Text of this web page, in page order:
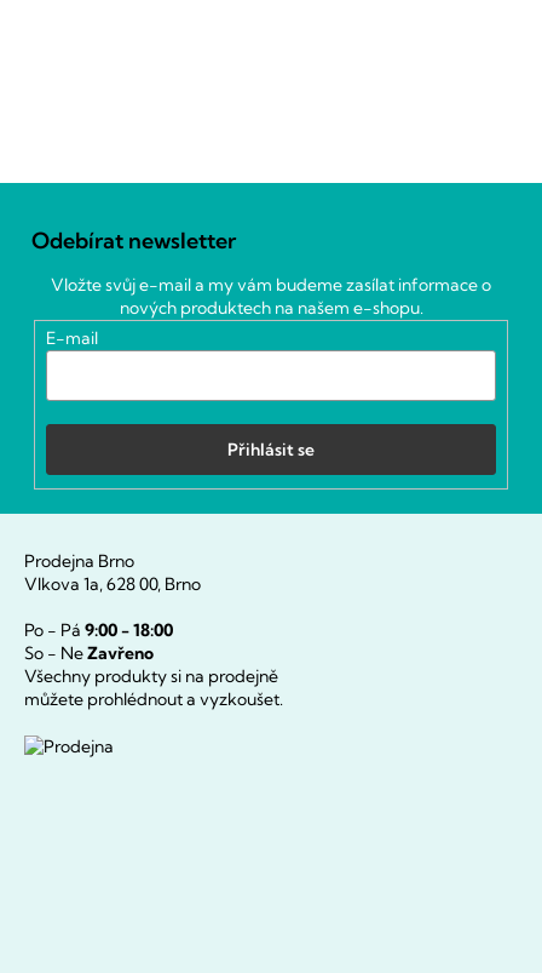
Odebírat newsletter
Vložte svůj e-mail a my vám budeme zasílat informace o
nových produktech na našem e-shopu.
E-mail
Přihlásit se
Prodejna Brno
Vlkova 1a, 628 00, Brno
Po - Pá 9:00 - 18:00
So - NeZavřeno
Všechny produkty si na prodejně
můžete prohlédnout a vyzkoušet.